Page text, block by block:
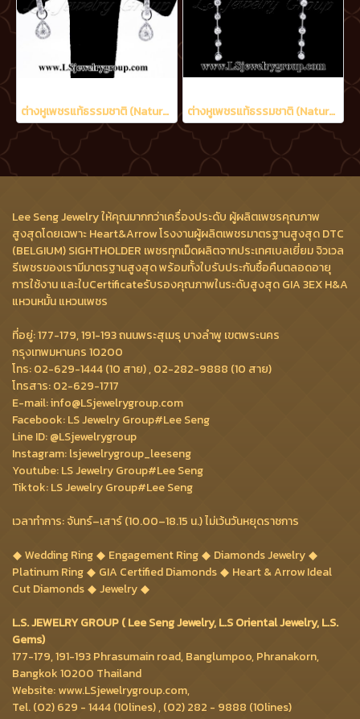
ต่างหูเพชรแท้ธรรมชาติ (Natural Diamonds) 0.90 Ct. ต่างหูเพชรแท้ธรรมชาติ (Natural Diamonds) 1.20 Ct.
Lee Seng Jewelry ให้คุณมากกว่าเครื่องประดับ ผู้ผลิตเพชรคุณภาพ
สูงสุดโดยเฉพาะ Heart&Arrow โรงงานผู้ผลิตเพชรมาตรฐานสูงสุด DTC
(BELGIUM) SIGHTHOLDER เพชรทุกเม็ดผลิตจากประเทศเบลเยี่ยม จิวเวล
รีเพชรของเรามีมาตรฐานสูงสุด พร้อมทั้งใบรับประกันซื้อคืนตลอดอายุ
การใช้งาน และใบCertificateรับรองคุณภาพในระดับสูงสุด GIA 3EX H&A
แหวนหมั้น แหวนเพชร
ที่อยู่: 177-179, 191-193 ถนนพระสุเมรุ บางลำพู เขตพระนคร
กรุงเทพมหานคร 10200
โทร: 02-629-1444 (10 สาย) , 02-282-9888 (10 สาย)
โทรสาร: 02-629-1717
E-mail: info@LSjewelrygroup.com
Facebook: LS Jewelry Group#Lee Seng
Line ID: @LSjewelrygroup
Instagram: lsjewelrygroup_leeseng
Youtube: LS Jewelry Group#Lee Seng
Tiktok: LS Jewelry Group#Lee Seng
เวลาทำการ: จันทร์–เสาร์ (10.00–18.15 น.) ไม่เว้นวันหยุดราชการ
Wedding Ring
Engagement Ring
Diamonds Jewelry
Platinum Ring
GIA Certified Diamonds
Heart & Arrow Ideal
Cut Diamonds
Jewelry
L.S. JEWELRY GROUP ( Lee Seng Jewelry, L.S Oriental Jewelry, L.S.
Gems)
177-179, 191-193 Phrasumain road, Banglumpoo, Phranakorn,
Bangkok 10200 Thailand
Website: www.LSjewelrygroup.com,
Tel. (02) 629 - 1444 (10lines) , (02) 282 - 9888 (10lines)